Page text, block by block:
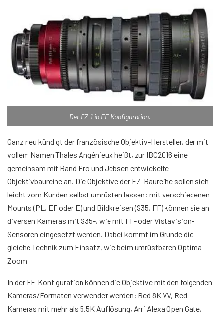
Der EZ-1 in FF-Konfiguration.
Ganz neu kündigt der französische Objektiv-Hersteller, der mit
vollem Namen Thales Angénieux heißt, zur IBC2016 eine
gemeinsam mit Band Pro und Jebsen entwickelte
Objektivbaureihe an. Die Objektive der EZ-Baureihe sollen sich
leicht vom Kunden selbst umrüsten lassen: mit verschiedenen
Mounts (PL, EF oder E) und Bildkreisen (S35, FF) können sie an
diversen Kameras mit S35-, wie mit FF- oder Vistavision-
Sensoren eingesetzt werden. Dabei kommt im Grunde die
gleiche Technik zum Einsatz, wie beim umrüstbaren Optima-
Zoom.
In der FF-Konfiguration können die Objektive mit den folgenden
Kameras/Formaten verwendet werden: Red 8K VV, Red-
Kameras mit mehr als 5.5K Auflösung, Arri Alexa Open Gate,